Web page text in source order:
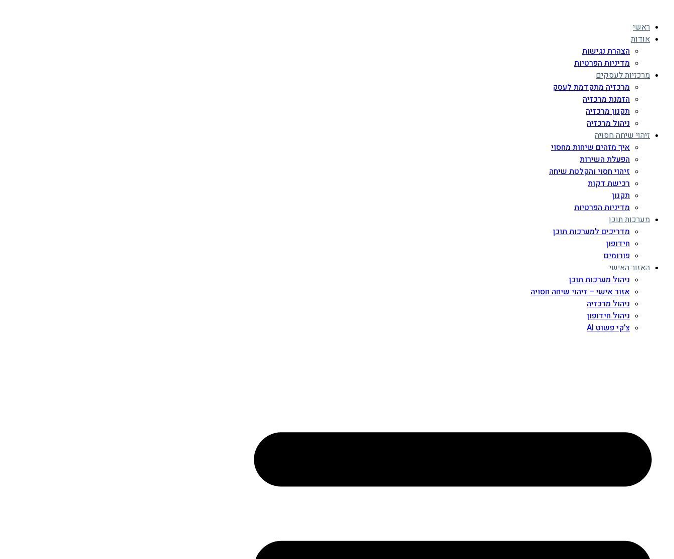
ראשי
אודות
הצהרת נגישות
מדיניות הפרטיות
מרכזיות לעסקים
מרכזיה מתקדמת לעסק
הזמנת מרכזיה
תקנון מרכזיה
ניהול מרכזיה
זיהוי שיחה חסויה
איך מזהים שיחות מחסוי
הפעלת השירות
זיהוי חסוי והקלטת שיחה
רכישת דקות
תקנון
מדיניות הפרטיות
מערכות תוכן
מדריכים למערכות תוכן
חידופון
פורומים
האזור האישי
ניהול מערכות תוכן
אזור אישי – זיהוי שיחה חסויה
ניהול מרכזיה
ניהול חידופון
צ'קי פשוט AI